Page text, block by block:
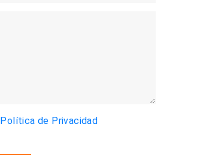
Política de Privacidad